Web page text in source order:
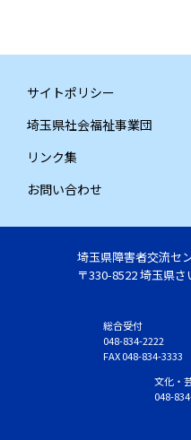
サイトポリシー
埼玉県社会福祉事業団
リンク集
お問い合わせ
埼玉県障害者交流セ
〒330-8522 埼玉県
総合受付
048-834-2222
FAX 048-834-3333
文化・
048-